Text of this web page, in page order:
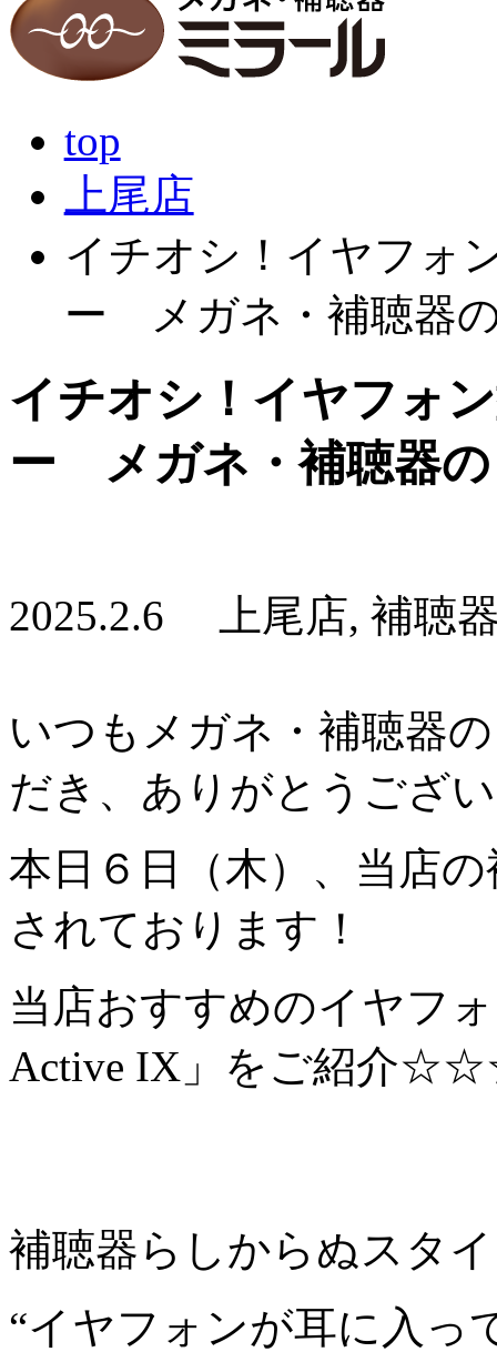
top
上尾店
イチオシ！イヤフ
ー メガネ・補聴器
イチオシ！イヤフ
ー メガネ・補聴器の
2025.2.6 上尾店, 補聴
いつもメガネ・補聴器
だき、ありがとうござ
本日６日（木）、当店
されております！
当店おすすめのイヤフ
Active IX」をご紹介
補聴器らしからぬスタ
“イヤフォンが耳に入っ